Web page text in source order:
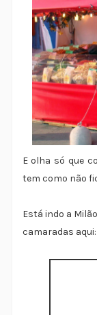
E olha só que
tem como não
Está indo a
camaradas aqui: